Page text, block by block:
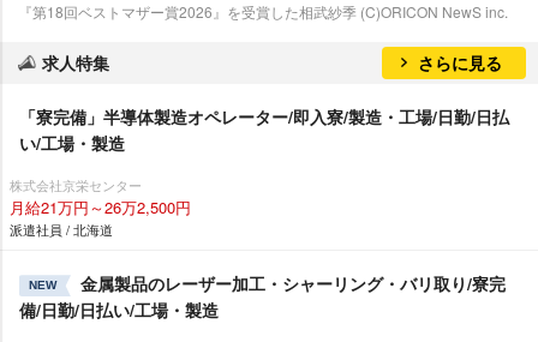
『第18回ベストマザー賞2026』を受賞した相武紗季 (C)ORICON NewS inc.
求人特集 さらに見る
「寮完備」半導体製造オペレーター/即入寮/製造・工場/日勤/日払
い/工場・製造
株式会社京栄センター
月給21万円～26万2,500円
派遣社員 / 北海道
NEW
金属製品のレーザー加工・シャーリング・バリ取り/寮完
備/日勤/日払い/工場・製造